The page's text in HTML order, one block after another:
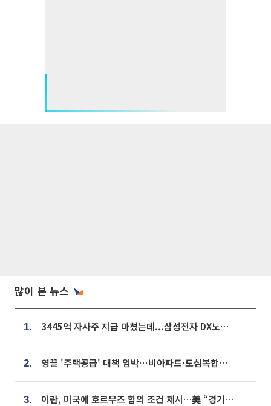
많이 본 뉴스
1. 3445억 자사주 지급 마쳤는데...삼성전자 DX노조, 뒤늦은 '떼쓰기 집회'
2. 영끌 '주택공급' 대책 임박⋯비아파트·도심복합까지 총동원
3. 이란, 미국에 호르무즈 합의 조건 제시…美 “경기 아직 안 끝나” [종합]